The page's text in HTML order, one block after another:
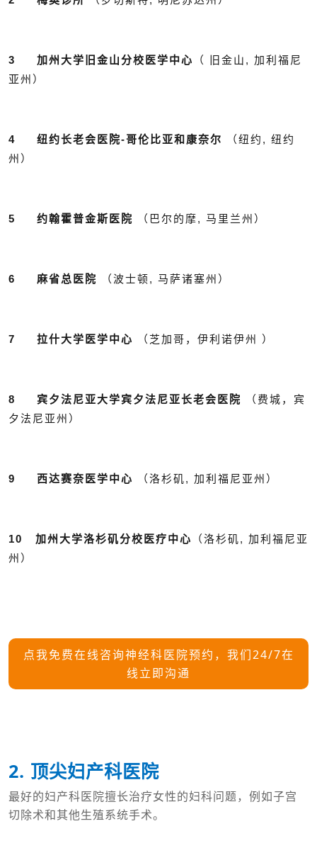
3 加州大学旧金山分校医学中心
（ 旧金山, 加利福尼
亚州）
4 纽约长老会医院-哥伦比亚和康奈尔
（纽约, 纽约
州）
5 约翰霍普金斯医院 （巴尔的摩, 马里兰州）
6 麻省总医院 （波士顿, 马萨诸塞州）
7 拉什大学医学中心 （芝加哥，伊利诺伊州 ）
8 宾夕法尼亚大学宾夕法尼亚长老会医院
（费城，宾
夕法尼亚州）
9 西达赛奈医学中心 （洛杉矶, 加利福尼亚州）
10 加州大学洛杉矶分校医疗中心
（洛杉矶, 加利福尼亚
州）
点我免费在线咨询神经科医院预约， 我们24/7在
线立即沟通
2. 顶尖妇产科医院
最好的妇产科医院擅长治疗女性的妇科问题，例如子宫
切除术和其他生殖系统手术。